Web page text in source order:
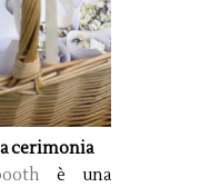
cerimonia
è una